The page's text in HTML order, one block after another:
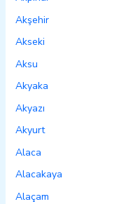
Akşehir
Akseki
Aksu
Akyaka
Akyazı
Akyurt
Alaca
Alacakaya
Alaçam